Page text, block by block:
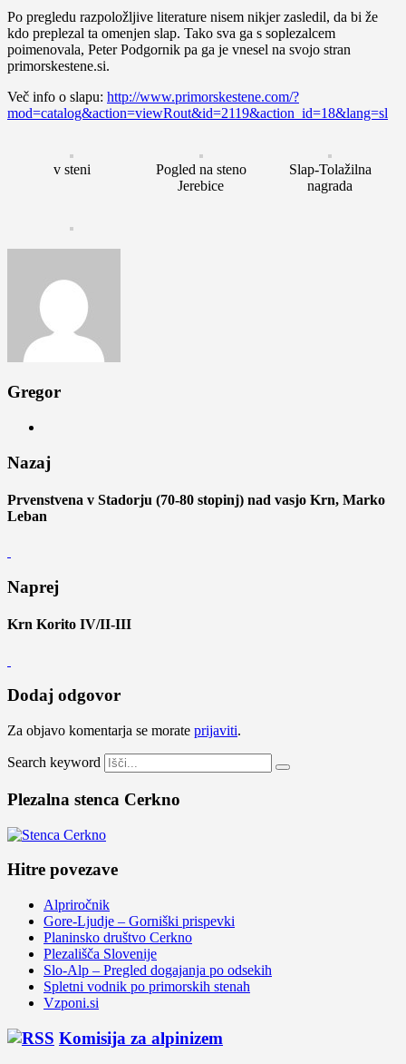
Po pregledu razpoložljive literature nisem nikjer zasledil, da bi že
kdo preplezal ta omenjen slap. Tako sva ga s soplezalcem
poimenovala, Peter Podgornik pa ga je vnesel na svojo stran
primorskestene.si.
Več info o slapu: http://www.primorskestene.com/?
mod=catalog&action=viewRout&id=2119&action_id=18&lang=sl
v steni
Pogled na steno
Jerebice
Slap-Tolažilna
nagrada
Gregor
Nazaj
Prvenstvena v Stadorju (70-80 stopinj) nad vasjo Krn, Marko
Leban
Naprej
Krn Korito IV/II-III
Dodaj odgovor
Za objavo komentarja se morate prijaviti.
Search keyword
Plezalna stenca Cerkno
Hitre povezave
Alpriročnik
Gore-Ljudje – Gorniški prispevki
Planinsko društvo Cerkno
Plezališča Slovenije
Slo-Alp – Pregled dogajanja po odsekih
Spletni vodnik po primorskih stenah
Vzponi.si
Komisija za alpinizem